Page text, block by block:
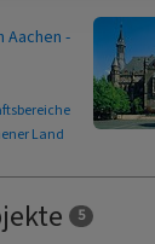
Aachen -
Land
5